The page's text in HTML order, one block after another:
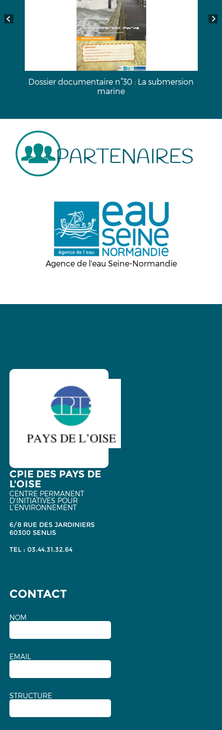
Dossier documentaire n°30 : La submersion
marine
PARTENAIRES
Agence de l'eau Seine-Normandie
CPIE DES PAYS DE
L'OISE
CENTRE PERMANENT
D'INITIATIVES POUR
L'ENVIRONNEMENT
6/8 RUE DES JARDINIERS
60300 SENLIS
TEL : 03.44.31.32.64
CONTACT
NOM
EMAIL
STRUCTURE